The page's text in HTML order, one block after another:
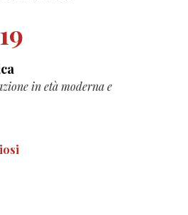
in età moderna e